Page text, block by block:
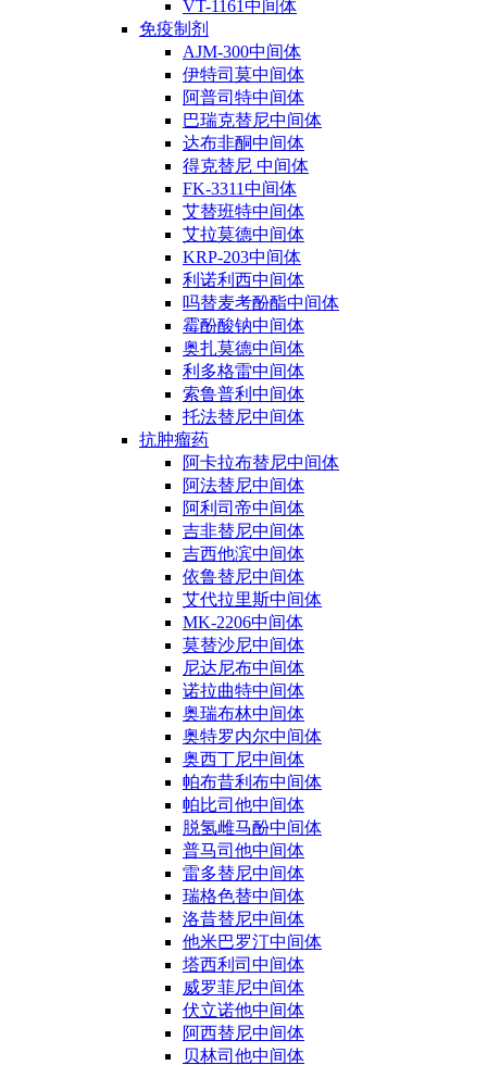
VT-1161中间体
免疫制剂
AJM-300中间体
伊特司莫中间体
阿普司特中间体
巴瑞克替尼中间体
达布非酮中间体
得克替尼 中间体
FK-3311中间体
艾替班特中间体
艾拉莫德中间体
KRP-203中间体
利诺利西中间体
吗替麦考酚酯中间体
霉酚酸钠中间体
奥扎莫德中间体
利多格雷中间体
索鲁普利中间体
托法替尼中间体
抗肿瘤药
阿卡拉布替尼中间体
阿法替尼中间体
阿利司帝中间体
吉非替尼中间体
吉西他滨中间体
依鲁替尼中间体
艾代拉里斯中间体
MK-2206中间体
莫替沙尼中间体
尼达尼布中间体
诺拉曲特中间体
奥瑞布林中间体
奥特罗内尔中间体
奥西丁尼中间体
帕布昔利布中间体
帕比司他中间体
脱氢雌马酚中间体
普马司他中间体
雷多替尼中间体
瑞格色替中间体
洛昔替尼中间体
他米巴罗汀中间体
塔西利司中间体
威罗菲尼中间体
伏立诺他中间体
阿西替尼中间体
贝林司他中间体